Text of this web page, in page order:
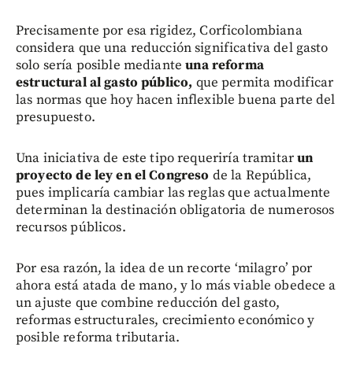
Precisamente por esa rigidez, Corficolombiana
considera que una reducción significativa del gasto
solo sería posible medianteuna reforma
estructural al gasto público, que permita modificar
las normas que hoy hacen inflexible buena parte del
presupuesto.
Una iniciativa de este tipo requeriría tramitarun
proyecto de ley en el Congreso de la República,
pues implicaría cambiar las reglas que actualmente
determinan la destinación obligatoria de numerosos
recursos públicos.
Por esa razón, la idea de un recorte ‘milagro’ por
ahora está atada de mano, y lo más viable obedece a
un ajuste que combine reducción del gasto,
reformas estructurales, crecimiento económico y
posible reforma tributaria.